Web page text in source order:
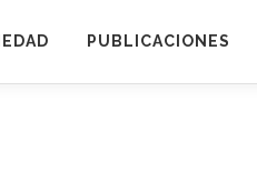
PUBLICACIONES